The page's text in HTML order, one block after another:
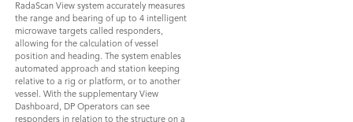
RadaScan View system accurately measures
the range and bearing of up to 4 intelligent
microwave targets called responders,
allowing for the calculation of vessel
position and heading. The system enables
automated approach and station keeping
relative to a rig or platform, or to another
vessel. With the supplementary View
Dashboard, DP Operators can see
responders in relation to the structure on a